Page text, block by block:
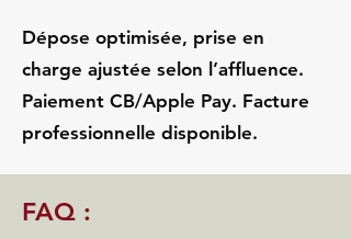
Dépose optimisée, prise en
charge ajustée selon l’affluence.
Paiement CB/Apple Pay. Facture
professionnelle disponible.
FAQ :